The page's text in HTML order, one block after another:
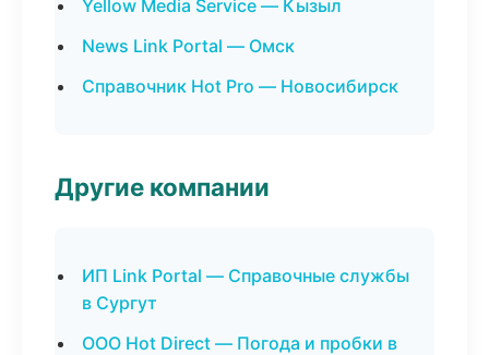
Yellow Media Service — Кызыл
News Link Portal — Омск
Справочник Hot Pro — Новосибирск
Другие компании
ИП Link Portal — Справочные службы
в Сургут
ООО Hot Direct — Погода и пробки в